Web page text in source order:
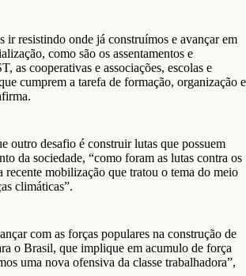
ir resistindo onde já construímos e avançar em
como são os assentamentos e
as cooperativas e associações, escolas e
cumprem a tarefa de formação, organização e
outro desafio é construir lutas que possuem
da sociedade, “como foram as lutas contra os
recente mobilização que tratou o tema do meio
climáticas”.
com as forças populares na construção de
o Brasil, que implique em acumulo de força
uma nova ofensiva da classe trabalhadora”,